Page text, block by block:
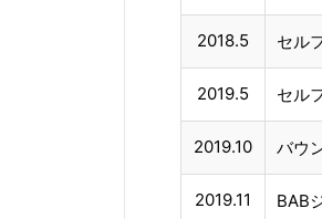
2018.5 セル
2019.5 セル
2019.10 バウ
2019.11 BAB